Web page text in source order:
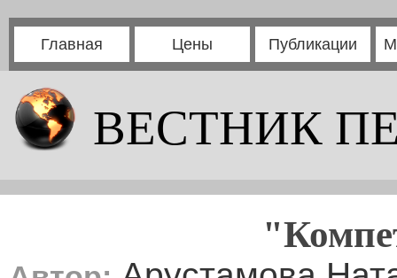
Главная Цены Публикации
ВЕСТНИК